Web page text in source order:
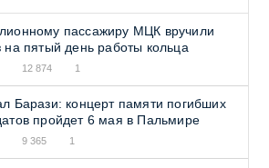
пассажиру МЦК вручили
на пятый день работы кольца
12 874 1
Барази: концерт памяти погибших
пройдет 6 мая в Пальмире
9 365 1